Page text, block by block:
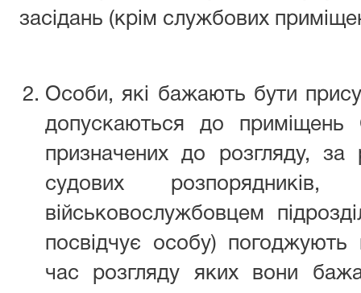
засідань (крім службових
Особи, які бажають бути
допускаються до
призначених до розгляду, за
судових
військовослужбовцем
посвідчує особу) погоджують
час розгляду яких вони